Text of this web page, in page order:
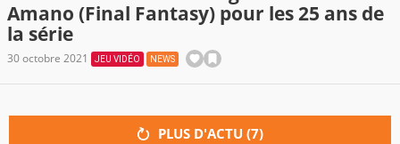
Amano (Final Fantasy) pour les 25 ans de
la série
30 octobre 2021 JEU VIDÉO NEWS
PLUS D'ACTU (7)